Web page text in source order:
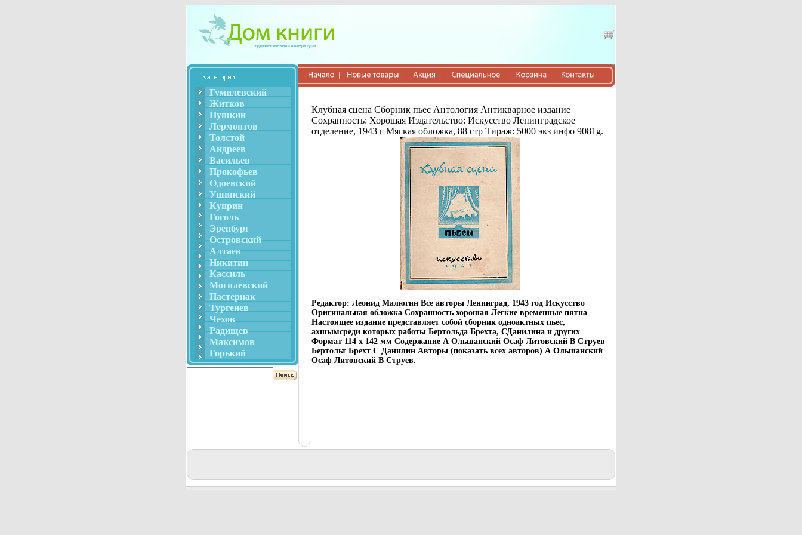
Гумилевский
Житков
Пушкин
Лермонтов
Толстой
Андреев
Васильев
Прокофьев
Одоевский
Ушинский
Куприн
Гоголь
Эренбург
Островский
Алтаев
Никитин
Кассиль
Могилевский
Пастернак
Тургенев
Чехов
Радищев
Максимов
Горький
Клубная сцена Сборник пьес Антология Антикварное издание
Сохранность: Хорошая Издательство: Искусство Ленинградское
отделение, 1943 г Мягкая обложка, 88 стр Тираж: 5000 экз инфо 9081g.
Редактор: Леонид Малюгин Все авторы Ленинград, 1943 год Искусство
Оригинальная обложка Сохранность хорошая Легкие временные пятна
Настоящее издание представляет собой сборник одноактных пьес,
ахшымсреди которых работы Бертольда Брехта, СДанилина и других
Формат 114 х 142 мм Содержание А Ольшанский Осаф Литовский В Струев
Бертольт Брехт С Данилин Авторы (показать всех авторов) А Ольшанский
Осаф Литовский В Струев.